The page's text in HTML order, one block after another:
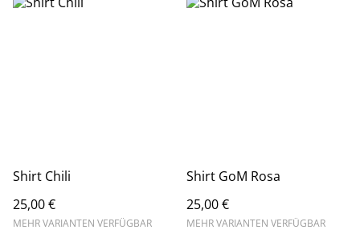
Shirt Chili
25,00 €
MEHR VARIANTEN VERFÜGBAR
Shirt GoM Rosa
25,00 €
MEHR VARIANTEN VERFÜGBAR